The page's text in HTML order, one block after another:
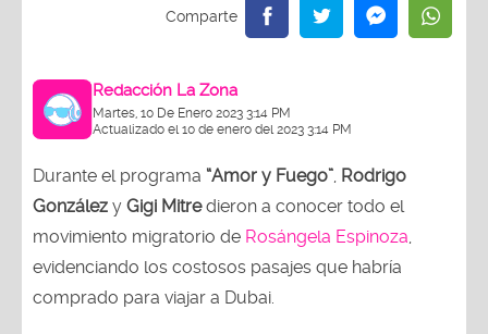
Redacción La Zona
Martes, 10 De Enero 2023 3:14 PM
Actualizado el 10 de enero del 2023 3:14 PM
Durante el programa “Amor y Fuego” Rodrigo
González y Gigi Mitredieron a conocer todo el
movimiento migratorio de Rosángela Espinoza
evidenciando los costosos pasajes que habría
comprado para viajar a Dubai.